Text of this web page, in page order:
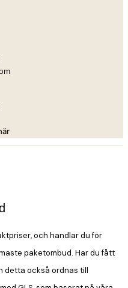
och handlar du för
paketombud. Har du fått
detta också ordnas till